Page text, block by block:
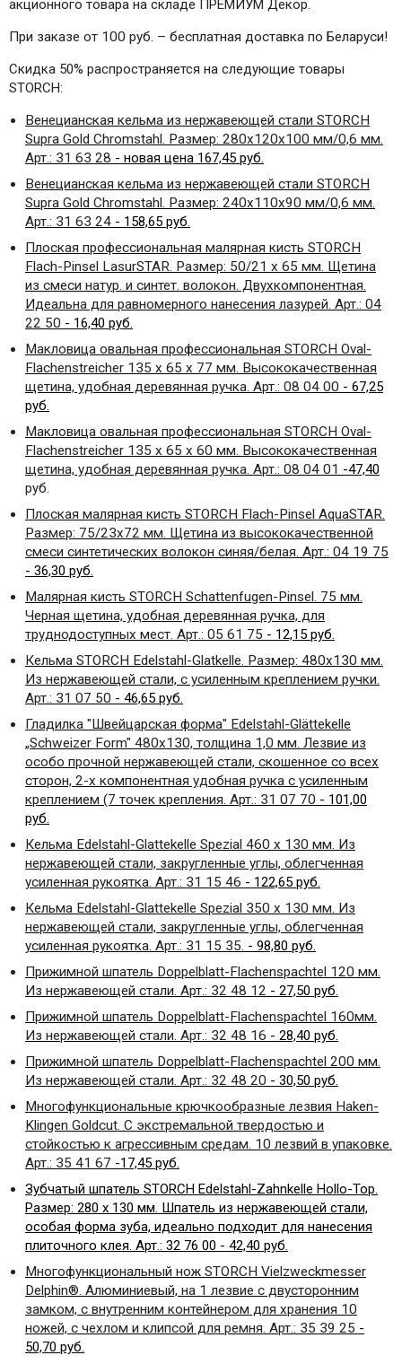
акционного товара на складе ПРЕМИУМ Декор.
При заказе от 100 руб. – бесплатная доставка по Беларуси!
Скидка 50% распространяется на следующие товары
STORCH:
Венецианская кельма из нержавеющей стали STORCH
Supra Gold Chromstahl. Размер: 280x120x100 мм/0,6 мм.
Арт.: 31 63 28 - новая цена 167,45 руб.
Венецианская кельма из нержавеющей стали STORCH
Supra Gold Chromstahl. Размер: 240x110x90 мм/0,6 мм.
Арт.: 31 63 24 - 158,65 руб.
Плоская профессиональная малярная кисть STORCH
Flach-Pinsel LasurSTAR. Размер: 50/21 x 65 мм. Щетина
из смеси натур. и синтет. волокон. Двухкомпонентная.
Идеальна для равномерного нанесения лазурей. Арт.: 04
22 50 - 16,40 руб.
Макловица овальная профессиональная STORCH Oval-
Flachenstreicher 135 х 65 х 77 мм. Высококачественная
щетина, удобная деревянная ручка. Арт.: 08 04 00 - 67,25
руб.
Макловица овальная профессиональная STORCH Oval-
Flachenstreicher 135 х 65 х 60 мм. Высококачественная
щетина, удобная деревянная ручка. Арт.: 08 04 01 -47,40
руб.
Плоская малярная кисть STORCH Flach-Pinsel AquaSTAR.
Размер: 75/23х72 мм. Щетина из высококачественной
смеси синтетических волокон синяя/белая. Арт.: 04 19 75
- 36,30 руб.
Малярная кисть STORCH Schattenfugen-Pinsel. 75 мм.
Черная щетина, удобная деревянная ручка, для
труднодоступных мест. Арт.: 05 61 75 - 12,15 руб.
Кельма STORCH Edelstahl-Glatkelle. Размер: 480x130 мм.
Из нержавеющей стали, с усиленным креплением ручки.
Арт.: 31 07 50 - 46,65 руб.
Гладилка "Швейцарская форма" Edelstahl-Glättekelle
„Schweizer Form" 480x130, толщина 1,0 мм. Лезвие из
особо прочной нержавеющей стали, скошенное со всех
сторон, 2-х компонентная удобная ручка с усиленным
креплением (7 точек крепления. Арт.: 31 07 70 - 101,00
руб.
Кельма Edelstahl-Glattekelle Spezial 460 х 130 мм. Из
нержавеющей стали, закругленные углы, облегченная
усиленная рукоятка. Арт.: 31 15 46 - 122,65 руб.
Кельма Edelstahl-Glattekelle Spezial 350 х 130 мм. Из
нержавеющей стали, закругленные углы, облегченная
усиленная рукоятка. Арт.: 31 15 35. - 98,80 руб.
Прижимной шпатель Doppelblatt-Flachenspachtel 120 мм.
Из нержавеющей стали. Арт.: 32 48 12 - 27,50 руб.
Прижимной шпатель Doppelblatt-Flachenspachtel 160мм.
Из нержавеющей стали. Арт.: 32 48 16 - 28,40 руб.
Прижимной шпатель Doppelblatt-Flachenspachtel 200 мм.
Из нержавеющей стали. Арт.: 32 48 20 - 30,50 руб.
Многофункциональные крючкообразные лезвия Haken-
Klingen Goldcut. С экстремальной твердостью и
стойкостью к агрессивным средам. 10 лезвий в упаковке.
Арт.: 35 41 67 -17,45 руб.
Зубчатый шпатель STORCH Edelstahl-Zahnkelle Hollo-Top.
Размер: 280 х 130 мм. Шпатель из нержавеющей стали,
особая форма зуба, идеально подходит для нанесения
плиточного клея. Арт.: 32 76 00 - 42,40 руб.
Многофункциональный нож STORCH Vielzweckmesser
Delphin®. Алюминиевый, на 1 лезвие с двусторонним
замком, с внутренним контейнером для хранения 10
ножей, с чехлом и клипсой для ремня. Арт.: 35 39 25 -
50,70 руб.